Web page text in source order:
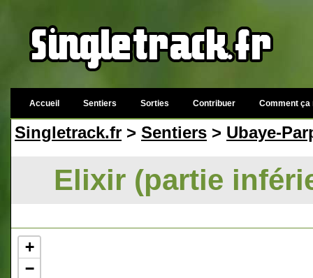
Accueil Sentiers Sorties Contribuer Comment ça
Singletrack.fr > Sentiers > Ubaye-
Elixir (partie
+
−